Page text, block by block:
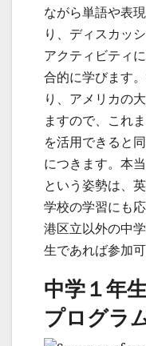
ながら単語や表
り、ディスカッ
アクティビティ
合的に学びます
り、アメリカの
ますので、これ
を活用できると
につきます。本
という姿勢は、
学校の学習にも
港区立以外の中
生であれば参加可
中学１年
プログラ